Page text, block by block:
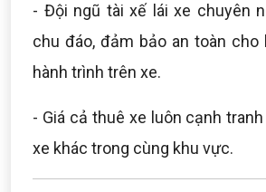
- Đội ngũ tài xế lái xe chuyên
chu đáo, đảm bảo an toàn
hành trình trên xe.
- Giá cả thuê xe luôn cạnh
xe khác trong cùng khu vực.